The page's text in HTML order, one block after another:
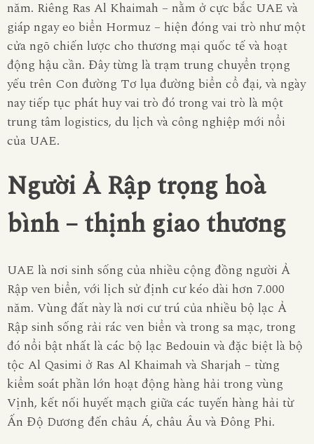
năm. Riêng Ras Al Khaimah – nằm ở cực bắc UAE và
giáp ngay eo biển Hormuz – hiện đóng vai trò như một
cửa ngõ chiến lược cho thương mại quốc tế và hoạt
động hậu cần. Đây từng là trạm trung chuyển trọng
yếu trên Con đường Tơ lụa đường biển cổ đại, và ngày
nay tiếp tục phát huy vai trò đó trong vai trò là một
trung tâm logistics, du lịch và công nghiệp mới nổi
của UAE.
Người Ả Rập trọng hoà
bình – thịnh giao thương
UAE lànơi sinh sống của nhiều cộng đồng người Ả
Rập ven biển, với lịch sử định cư kéo dài hơn 7.000
năm. Vùng đất này là nơi cư trú của nhiều bộ lạc Ả
Rập sinh sống rải rác ven biển và trong sa mạc, trong
đó nổi bật nhất là các bộ lạc Bedouin và đặc biệt là bộ
tộc Al Qasimi ở Ras Al Khaimah và Sharjah – từng
kiểm soát phần lớn hoạt động hàng hải trong vùng
Vịnh, kết nối huyết mạch giữa các tuyến hàng hải từ
Ấn Độ Dương đến châu Á, châu Âu và Đông Phi.